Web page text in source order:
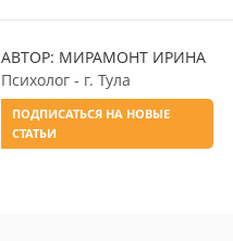
АВТОР: МИРАМОНТ ИРИНА
Психолог - г. Тула
ПОДПИСАТЬСЯ НА НОВЫЕ
СТАТЬИ